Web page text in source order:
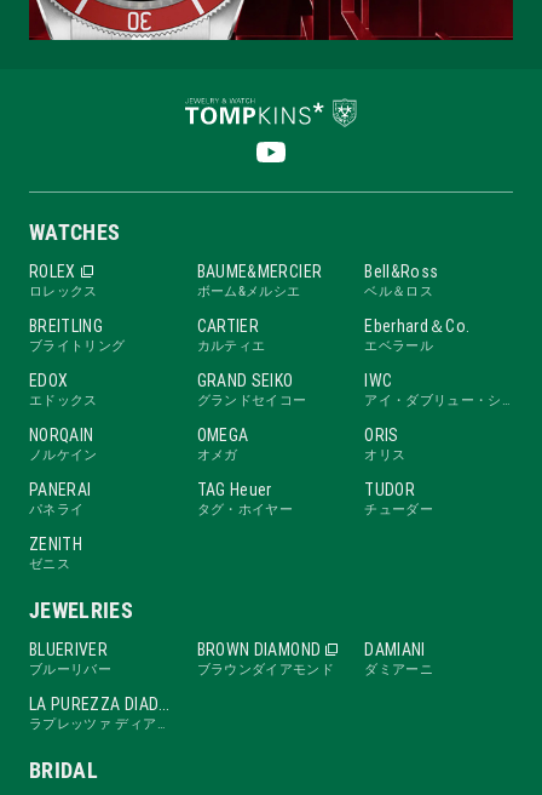
WATCHES
ROLEX
ロレックス
BAUME&MERCIER
ボーム&メルシエ
Bell&Ross
ベル＆ロス
BREITLING
ブライトリング
CARTIER
カルティエ
Eberhard＆Co.
エベラール
EDOX
エドックス
GRAND SEIKO
グランドセイコー
IWC
アイ・ダブリュー・シー
NORQAIN
ノルケイン
OMEGA
オメガ
ORIS
オリス
PANERAI
パネライ
TAG Heuer
タグ・ホイヤー
TUDOR
チューダー
ZENITH
ゼニス
JEWELRIES
BLUERIVER
ブルーリバー
BROWN DIAMOND
ブラウンダイアモンド
DAMIANI
ダミアーニ
LA PUREZZA DIADE
ラプレッツァ ディアーデ
BRIDAL